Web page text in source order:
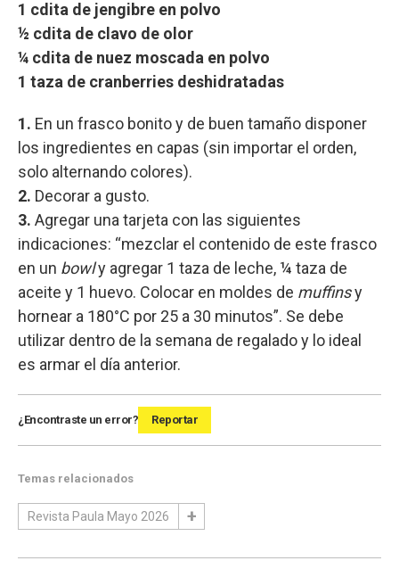
1 cdita de jengibre en polvo
½ cdita de clavo de olor
¼ cdita de nuez moscada en polvo
1 taza de cranberries deshidratadas
1. En un frasco bonito y de buen tamaño disponer
los ingredientes en capas (sin importar el orden,
solo alternando colores).
2. Decorar a gusto.
3. Agregar una tarjeta con las siguientes
indicaciones: “mezclar el contenido de este frasco
en un bowly agregar 1 taza de leche, ¼ taza de
aceite y 1 huevo. Colocar en moldes de muffinsy
hornear a 180°C por 25 a 30 minutos”. Se debe
utilizar dentro de la semana de regalado y lo ideal
es armar el día anterior.
¿Encontraste un error? Reportar
Temas relacionados
Revista Paula Mayo 2026